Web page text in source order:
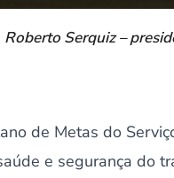
Roberto Serquiz –
de Metas do
e segurança do